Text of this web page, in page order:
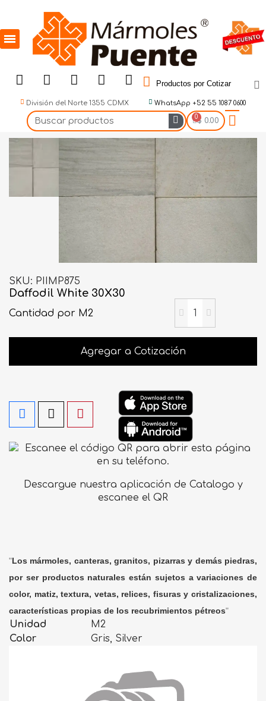
Productos por Cotizar
División del Norte 1355 CDMX WhatsApp +52 55 1087 0600
$ 0.00
SKU PIIMP875
Daffodil White 30X30
Cantidad por M2
Agregar a Cotización
Descargue nuestra aplicación de Catalogo y
escanee el QR
"Los mármoles, canteras, granitos, pizarras y demás piedras,
por ser productos naturales están sujetos a variaciones de
color, matiz, textura, vetas, relices, fisuras y cristalizaciones,
características propias de los recubrimientos pétreos"
Unidad
M2
Color
Gris, Silver